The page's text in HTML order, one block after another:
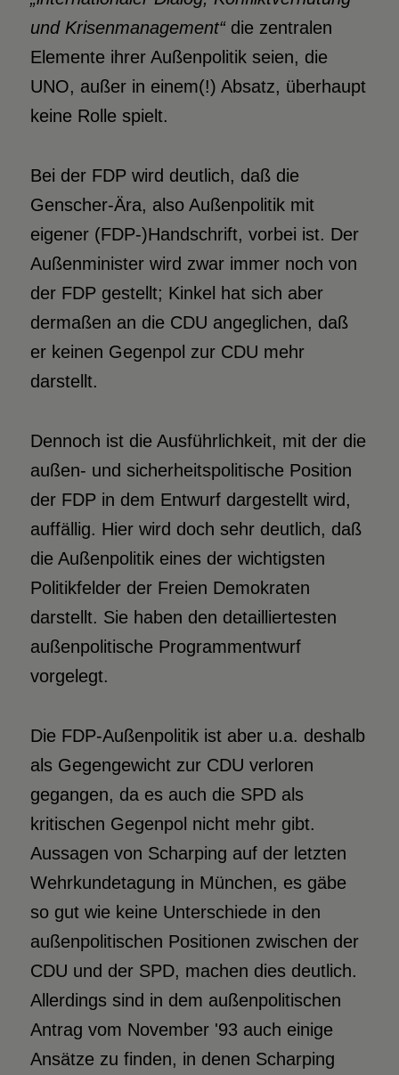
und Krisenmanagement“die zentralen
Elemente ihrer Außenpolitik seien, die
UNO, außer in einem(!) Absatz, überhaupt
keine Rolle spielt.
Bei der FDP wird deutlich, daß die
Genscher-Ära, also Außenpolitik mit
eigener (FDP-)Handschrift, vorbei ist. Der
Außenminister wird zwar immer noch von
der FDP gestellt; Kinkel hat sich aber
dermaßen an die CDU angeglichen, daß
er keinen Gegenpol zur CDU mehr
darstellt.
Dennoch ist die Ausführlichkeit, mit der die
außen- und sicherheitspolitische Position
der FDP in dem Entwurf dargestellt wird,
auffällig. Hier wird doch sehr deutlich, daß
die Außenpolitik eines der wichtigsten
Politikfelder der Freien Demokraten
darstellt. Sie haben den detailliertesten
außenpolitische Programmentwurf
vorgelegt.
Die FDP-Außenpolitik ist aber u.a. deshalb
als Gegengewicht zur CDU verloren
gegangen, da es auch die SPD als
kritischen Gegenpol nicht mehr gibt.
Aussagen von Scharping auf der letzten
Wehrkundetagung in München, es gäbe
so gut wie keine Unterschiede in den
außenpolitischen Positionen zwischen der
CDU und der SPD, machen dies deutlich.
Allerdings sind in dem außenpolitischen
Antrag vom November '93 auch einige
Ansätze zu finden, in denen Scharping